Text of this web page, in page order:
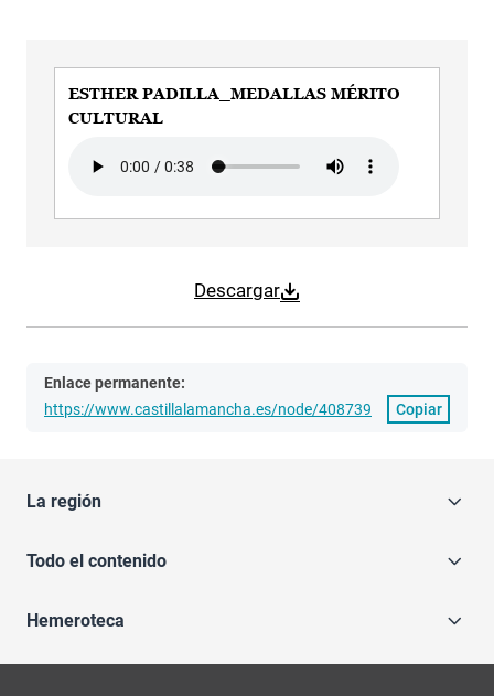
Descargar
ESTHER PADILLA_MEDALLAS MÉRITO
CULTURAL
Enlace permanente:
https://www.castillalamancha.es/node/408739
Copiar
La región
Todo el contenido
Hemeroteca